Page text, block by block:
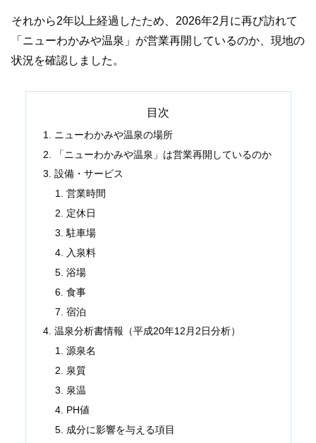
それから2年以上経過したため、2026年2月に再び訪れて
「ニューわかみや温泉」が営業再開しているのか、現地の
状況を確認しました。
目次
ニューわかみや温泉の場所
「ニューわかみや温泉」は営業再開しているのか
設備・サービス
営業時間
定休日
駐車場
入泉料
浴場
食事
宿泊
温泉分析書情報（平成20年12月2日分析）
源泉名
泉質
泉温
PH値
成分に影響を与える項目